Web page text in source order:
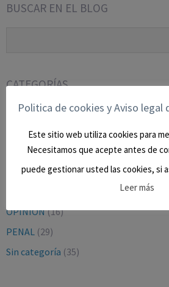
BUSCAR EN EL BLOG
CATEGORÍAS
BLOG(9)
(27)
CONTENCIOSO-ADMTVO.(9)
LABORAL Y SEGURIDAD SOCIAL(16)
OPINION(16)
PENAL (29)
Sin categoría (35)
Politica de cookies y Aviso legal
Este sitio web utiliza cookies para
Necesitamos que acepte antes de
puede gestionar usted las cookies, si
Leer más